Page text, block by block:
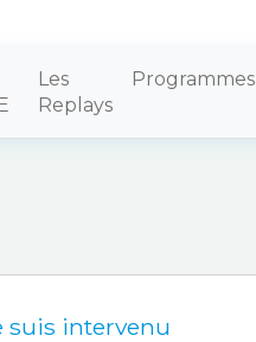
Les
Replays
Programmes
suis intervenu